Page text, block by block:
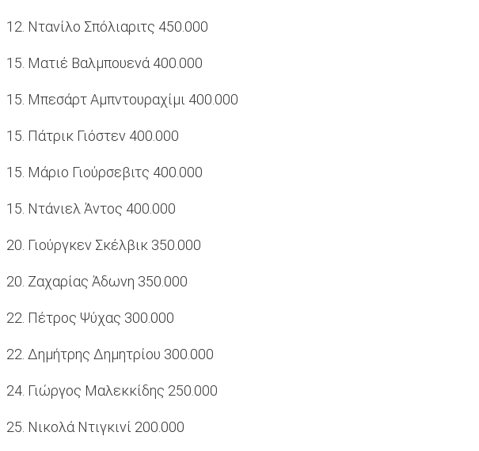
12. Ντανίλο Σπόλιαριτς 450.000
15. Ματιέ Βαλμπουενά 400.000
15. Μπεσάρτ Αμπντουραχίμι 400.000
15. Πάτρικ Γιόστεν 400.000
15. Μάριο Γιούρσεβιτς 400.000
15. Ντάνιελ Άντος 400.000
20. Γιούργκεν Σκέλβικ 350.000
20. Ζαχαρίας Άδωνη 350.000
22. Πέτρος Ψύχας 300.000
22. Δημήτρης Δημητρίου 300.000
24. Γιώργος Μαλεκκίδης 250.000
25. Νικολά Ντιγκινί 200.000